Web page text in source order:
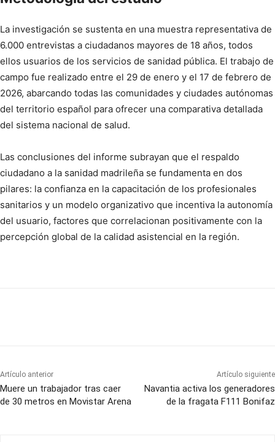
La investigación se sustenta en una muestra representativa de
6.000 entrevistas a ciudadanos mayores de 18 años, todos
ellos usuarios de los servicios de sanidad pública. El trabajo de
campo fue realizado entre el 29 de enero y el 17 de febrero de
2026, abarcando todas las comunidades y ciudades autónomas
del territorio español para ofrecer una comparativa detallada
del sistema nacional de salud.
Las conclusiones del informe subrayan que el respaldo
ciudadano a la sanidad madrileña se fundamenta en dos
pilares: la confianza en la capacitación de los profesionales
sanitarios y un modelo organizativo que incentiva la autonomía
del usuario, factores que correlacionan positivamente con la
percepción global de la calidad asistencial en la región.
Artículo anterior
Muere un trabajador tras caer
de 30 metros en Movistar Arena
Artículo siguiente
Navantia activa los generadores
de la fragata F111 Bonifaz